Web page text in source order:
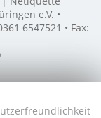
e.V. •
6547521 • Fax: